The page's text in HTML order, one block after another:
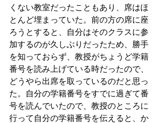
くない教室だったこともあり、席はほ
とんど埋まっていた。前の方の席に座
ろうとすると、自分はそのクラスに参
加するのが久しぶりだったため、勝手
を知っておらず、教授がちょうど学籍
番号を読み上げている時だったので、
どうやら出席を取っているのだと思っ
た。自分の学籍番号をすでに過ぎて番
号を読んでいたので、教授のところに
行って自分の学籍番号を伝えると、か